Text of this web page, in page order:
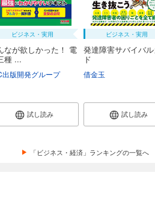
ビジネス・実用
なが欲しかった！ 電
種 ...
出版開発グループ
試し読み
ビジネス・実用
発達障害サバイバ
ド
借金玉
試し読み
「ビジネス・経済」ランキングの一覧へ